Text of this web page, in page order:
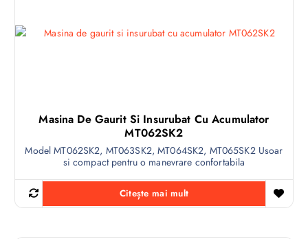
Masina De Gaurit Si Insurubat Cu Acumulator
MT062SK2
Model MT062SK2, MT063SK2, MT064SK2, MT065SK2 Usoar
si compact pentru o manevrare confortabila
Citește mai mult